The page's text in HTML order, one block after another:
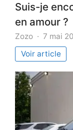
Suis-je
en amour ?
Zozo 7 mai
Voir article